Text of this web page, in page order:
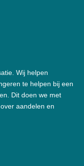
Wij helpen
te helpen bij een
Dit doen we met
aandelen en